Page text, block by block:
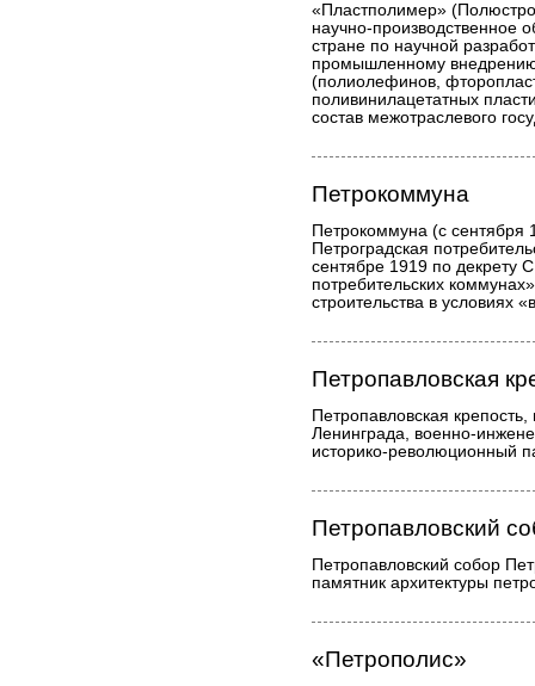
«Пластполимер»
научно-производственное
стране по научной
промышленному
(полиолефинов,
поливинилацетатных
состав межотраслевого
Петрокоммуна
Петрокоммуна (с сентября
Петроградская
сентябре 1919 по декрету
потребительских
строительства в условиях
Петропавловская
Петропавловская
Ленинграда, военно-
историко-революционный
Петропавловский
Петропавловский собор
памятник архитектуры
«Петрополис»